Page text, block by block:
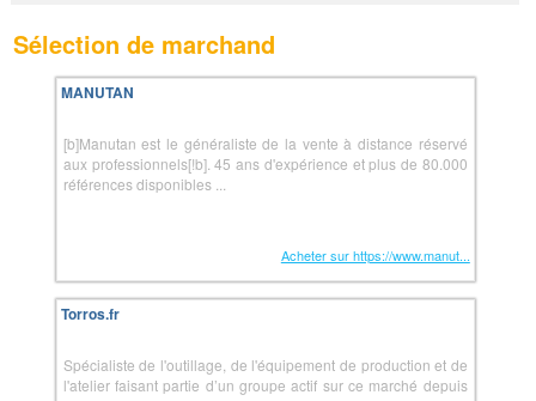
Sélection de marchand
MANUTAN
[b]Manutan est le généraliste de la vente à distance réservé
aux professionnels[!b]. 45 ans d'expérience et plus de 80.000
références disponibles ...
Acheter sur https://www.manut...
Torros.fr
Spécialiste de l'outillage, de l'équipement de production et de
l'atelier faisant partie d’un groupe actif sur ce marché depuis